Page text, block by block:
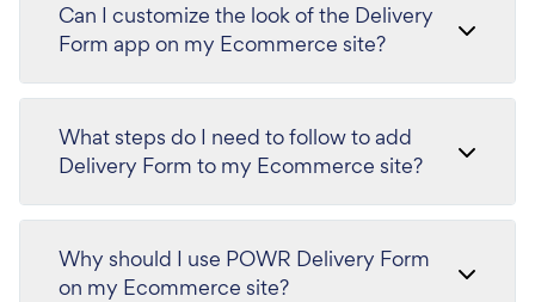
Can I customize the look of the Delivery
Form app on my Ecommerce site?
What steps do I need to follow to add
Delivery Form to my Ecommerce site?
Why should I use POWR Delivery Form
on my Ecommerce site?